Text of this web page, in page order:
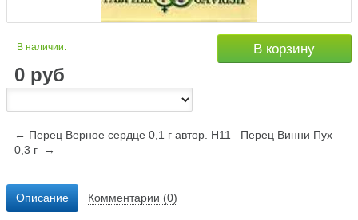
В наличии:
0 руб
В корзину
← Перец Верное сердце 0,1 г автор. Н11
Перец Винни Пух
0,3 г →
Описание Комментарии (0)